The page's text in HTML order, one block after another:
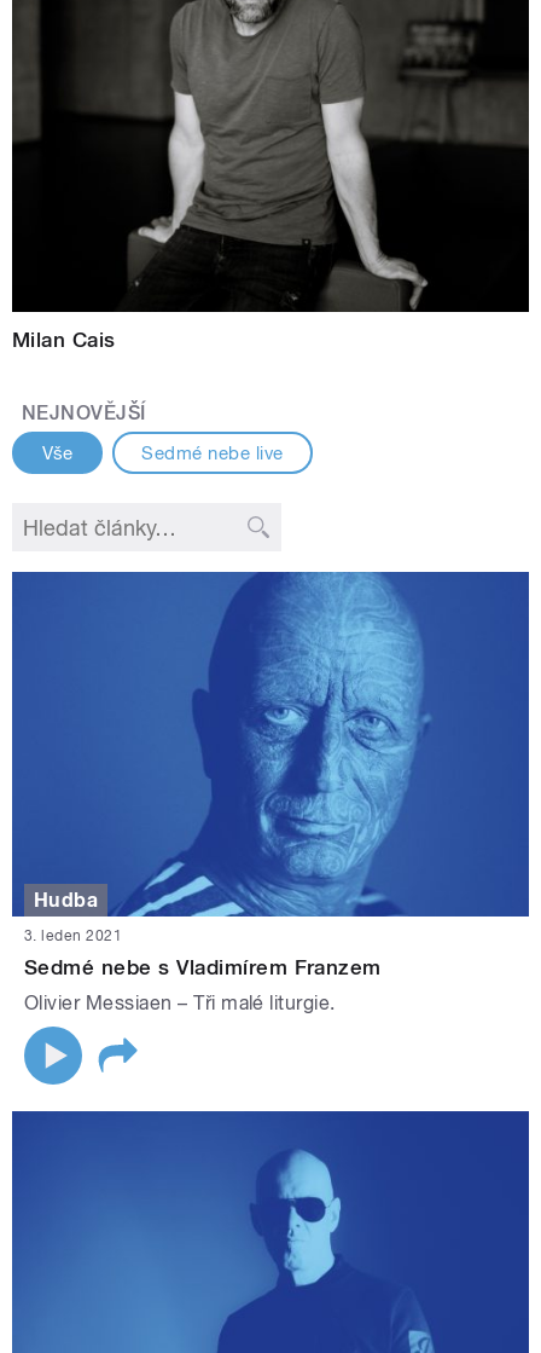
Milan Cais
NEJNOVĚJŠÍ
Vše Sedmé nebe live
Hudba
3. leden 2021
Sedmé nebe s Vladimírem Franzem
Olivier Messiaen – Tři malé liturgie.